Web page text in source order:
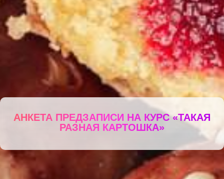
АНКЕТА ПРЕДЗАПИСИ НА КУРС «ТАКАЯ
РАЗНАЯ КАРТОШКА»